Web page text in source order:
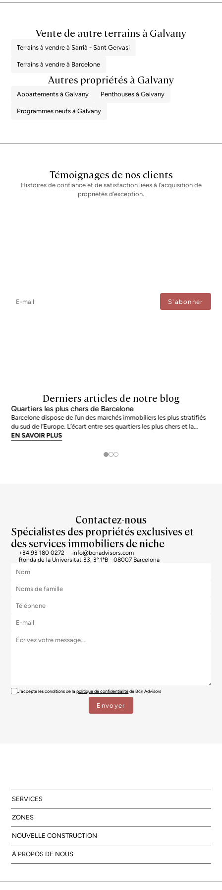
Vente de autre terrains à Galvany
Terrains à vendre à Sarrià - Sant Gervasi
Terrains à vendre à Barcelone
Autres propriétés à Galvany
Appartements à Galvany Penthouses à Galvany
Programmes neufs à Galvany
Témoignages de nos clients
Histoires de confiance et de satisfaction liées à l’acquisition de
propriétés d’exception.
Derniers articles de notre blog
Quartiers les plus chers de Barcelone
Barcelone dispose de l’un des marchés immobiliers les plus stratifiés
du sud de l’Europe. L’écart entre ses quartiers les plus chers et la
moyenne de la ville n’est pas marginal : en juin 2026, les adresses les
EN SAVOIR PLUS
Contactez-nous
Spécialistes des propriétés exclusives et
des services immobiliers de niche
+34 93 180 0272
info@bcnadvisors.com
Ronda de la Universitat 33, 3º 1ªB - 08007 Barcelona
J'accepte les conditions de lapolitique de confidentialitéde Bcn Advisors
SERVICES
ZONES
NOUVELLE CONSTRUCTION
À PROPOS DE NOUS